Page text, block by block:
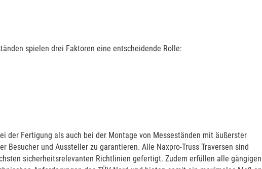
spielen drei Faktoren eine entscheidende Rolle:
der Fertigung als auch bei der Montage von Messeständen mit äußerster
Besucher und Aussteller zu garantieren. Alle Naxpro-Truss Traversen sind
sicherheitsrelevanten Richtlinien gefertigt. Zudem erfüllen alle gängigen